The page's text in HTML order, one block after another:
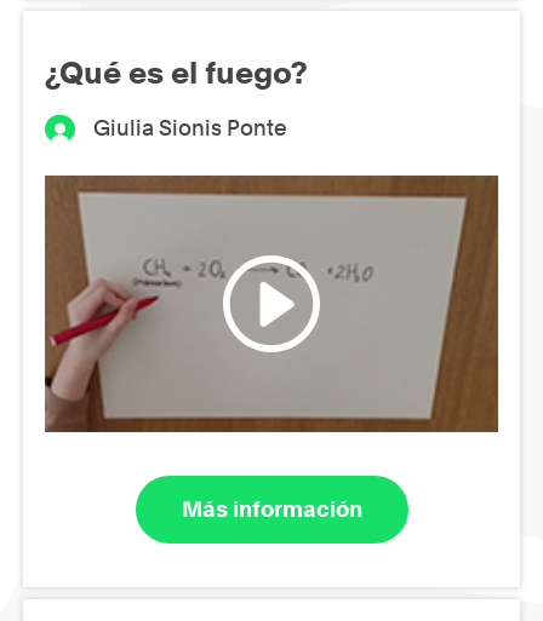
¿Qué es el fuego?
Giulia Sionis Ponte
Más información